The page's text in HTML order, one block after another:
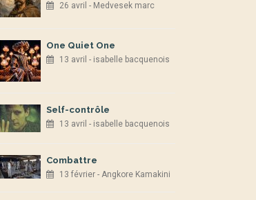
26 avril - Medvesek marc
One Quiet One
13 avril - isabelle bacquenois
Self-contrôle
13 avril - isabelle bacquenois
Combattre
13 février - Angkore Kamakini